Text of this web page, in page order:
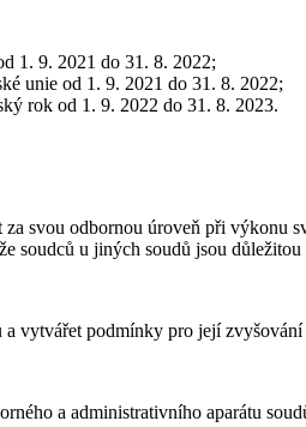
1. 9. 2021 do 31. 8. 2022;
unie od 1. 9. 2021 do 31. 8. 2022;
rok od 1. 9. 2022 do 31. 8. 2023.
za svou odbornou úroveň při
soudců u jiných soudů jsou
a vytvářet podmínky pro její
a administrativního aparátu